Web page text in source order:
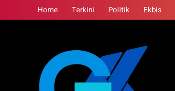
to
Home Terkini Politik Ekbis